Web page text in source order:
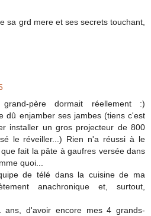
sa grd mere et ses secrets touchant,
père dormait réellement :)
dû enjamber ses jambes (tiens c'est
installer un gros projecteur de 800
le réveiller...) Rien n'a réussi à le
fait la pâte à gaufres versée dans
quoi...
de télé dans la cuisine de ma
anachronique et, surtout,
d'avoir encore mes 4 grands-